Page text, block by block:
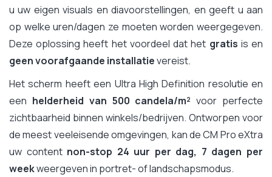
u uw eigen visuals en diavoorstellingen, en geeft u aan
op welke uren/dagen ze moeten worden weergegeven.
Deze oplossing heeft het voordeel dat het gratis is en
geen voorafgaande installatievereist.
Het scherm heeft een Ultra High Definition resolutie en
een helderheid van 500 candela/m² voor perfecte
zichtbaarheid binnen winkels/bedrijven. Ontworpen voor
de meest veeleisende omgevingen, kan de CM Pro eXtra
uw content non-stop 24 uur per dag, 7 dagen per
weekweergeven in portret- of landschapsmodus.